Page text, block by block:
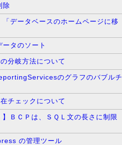
除
データベースのホームページに移
タのソート
分岐方法について
のグラフのバブルチ
チェックについて
】ＢＣＰは、ＳＱＬ文の長さに制限
の管理ツール